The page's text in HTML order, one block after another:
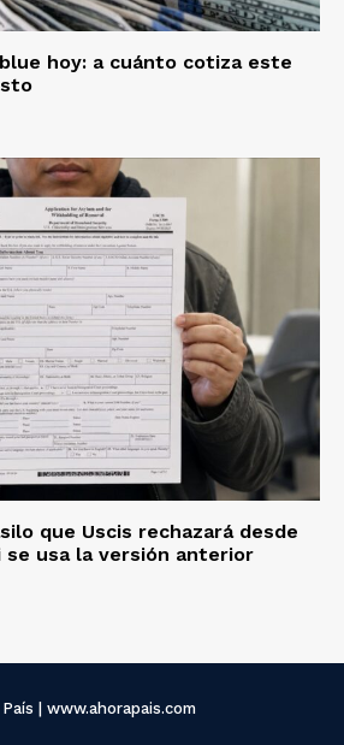
hoy: a cuánto cotiza este
que Uscis rechazará desde
se usa la versión anterior
| www.ahorapais.com